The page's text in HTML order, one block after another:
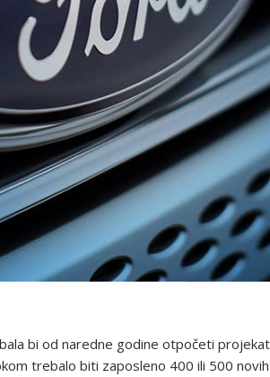
bi od naredne godine otpočeti
trebalo biti zaposleno 400 ili 500